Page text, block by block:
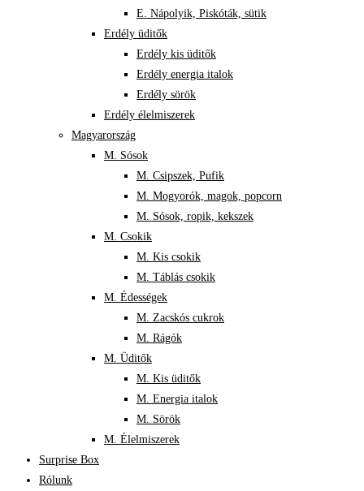
E. Nápolyik, Piskóták, sütik
Erdély üditők
Erdély kis üditők
Erdély energia italok
Erdély sörök
Erdély élelmiszerek
Magyarország
M. Sósok
M. Csipszek, Pufik
M. Mogyorók, magok, popcorn
M. Sósok, ropik, kekszek
M. Csokik
M. Kis csokik
M. Táblás csokik
M. Édességek
M. Zacskós cukrok
M. Rágók
M. Üditők
M. Kis üditők
M. Energia italok
M. Sörök
M. Élelmiszerek
Surprise Box
Rólunk